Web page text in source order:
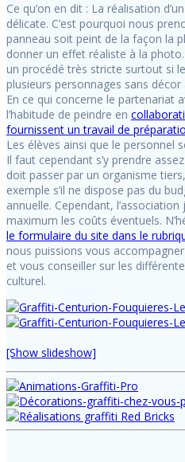
Ce qu’on en dit : La réalisation
délicate. C’est pourquoi nous
panneau soit peint de la façon la
donner un effet réaliste à la
un procédé très stricte surtout si
plusieurs personnages sans décor
En ce qui concerne le partenariat
l’habitude de peindre en
fournissent un travail de
Les élèves ainsi que le personnel
Il faut cependant s’y prendre
doit passer par un organisme
exemple s’il ne dispose pas du
annuelle. Cependant,
maximum les coûts éventuels.
le formulaire du site dans le
nous puissions vous
et vous conseiller sur les
culturel.
[Show slideshow]